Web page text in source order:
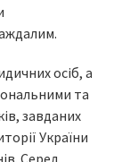
осіб, а
та
завданих
України
Серед